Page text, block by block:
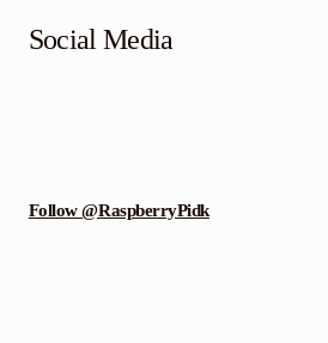
Social Media
Follow @RaspberryPidk